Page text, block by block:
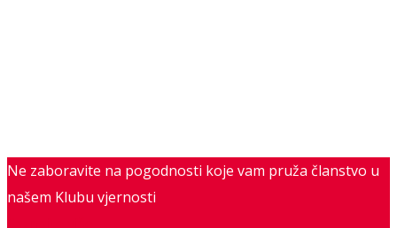
Ne zaboravite na pogodnosti koje vam pruža članstvo u
našem Klubu vjernosti